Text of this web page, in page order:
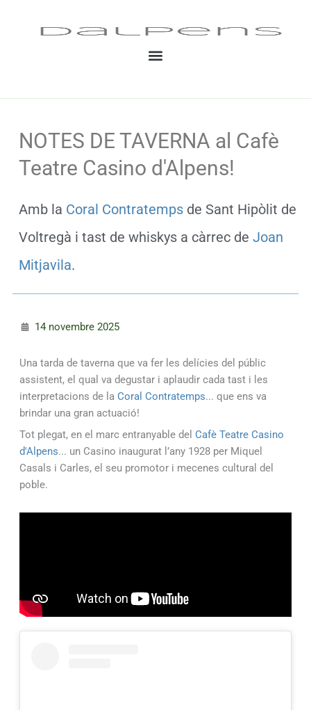
NOTES DE TAVERNA al Cafè
Teatre Casino d'Alpens!
Amb la Coral Contratempsde Sant Hipòlit de
Voltregà i tast de whiskys a càrrec de Joan
Mitjavila.
14 novembre 2025
Una tarda de taverna que va fer les delícies del públic
assistent, el qual va degustar i aplaudir cada tast i les
interpretacions de la Coral Contratemps... que ens va
brindar una gran actuació!
Tot plegat, en el marc entranyable del Cafè Teatre Casino
d'Alpens... un Casino inaugurat l’any 1928 per Miquel
Casals i Carles, el seu promotor i mecenes cultural del
poble.